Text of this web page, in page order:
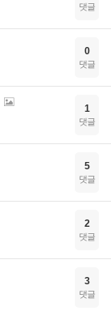
댓글
0
댓글
1
댓글
5
댓글
2
댓글
3
댓글